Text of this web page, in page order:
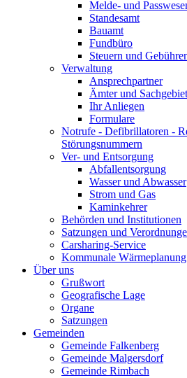
Melde- und
Standesamt
Bauamt
Fundbüro
Steuern und
Verwaltung
Ansprechpartner
Ämter und
Ihr Anliegen
Formulare
Notrufe - Defibrillatoren -
Störungsnummern
Ver- und Entsorgung
Abfallentsorgung
Wasser und Abwasser
Strom und Gas
Kaminkehrer
Behörden und Institutionen
Satzungen und
Carsharing-Service
Kommunale Wärmeplanung
Über uns
Grußwort
Geografische Lage
Organe
Satzungen
Gemeinden
Gemeinde Falkenberg
Gemeinde Malgersdorf
Gemeinde Rimbach